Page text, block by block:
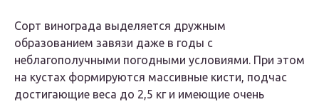
Сорт винограда выделяется дружным
образованием завязи даже в годы с
неблагополучными погодными условиями. При этом
на кустах формируются массивные кисти, подчас
достигающие веса до 2,5 кг и имеющие очень